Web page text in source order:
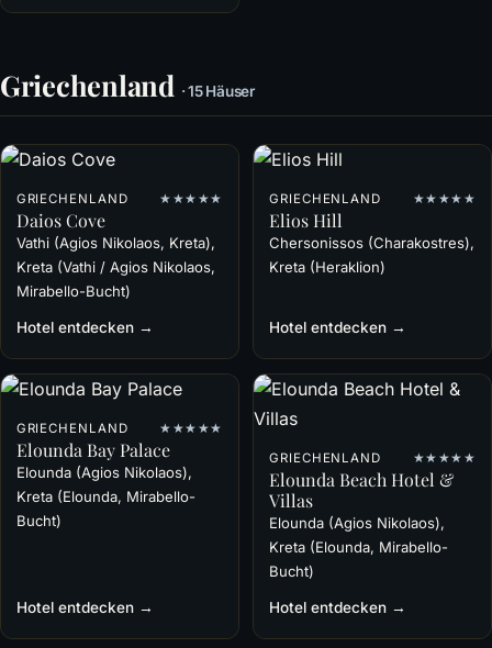
Griechenland · 15 Häuser
GRIECHENLAND ★★★★★
Daios Cove
Vathi (Agios Nikolaos, Kreta),
Kreta (Vathi / Agios Nikolaos,
Mirabello-Bucht)
Hotel entdecken →
GRIECHENLAND ★★★★★
Elios Hill
Chersonissos (Charakostres),
Kreta (Heraklion)
Hotel entdecken →
GRIECHENLAND ★★★★★
Elounda Bay Palace
Elounda (Agios Nikolaos),
Kreta (Elounda, Mirabello-
Bucht)
Hotel entdecken →
GRIECHENLAND ★★★★★
Elounda Beach Hotel &
Villas
Elounda (Agios Nikolaos),
Kreta (Elounda, Mirabello-
Bucht)
Hotel entdecken →